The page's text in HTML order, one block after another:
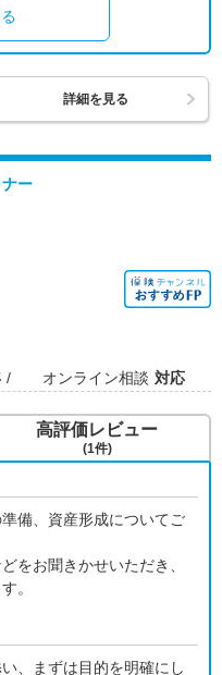
詳細を見る
ー
オンライン相談 対応
備、資産形成についてご
をお聞きかせいただき、
。
、まずは目的を明確にし
高評価レビュー
(1件)